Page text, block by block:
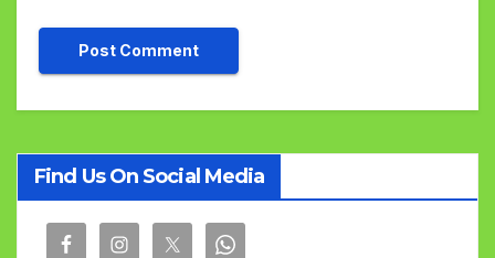
Find Us On Social Media